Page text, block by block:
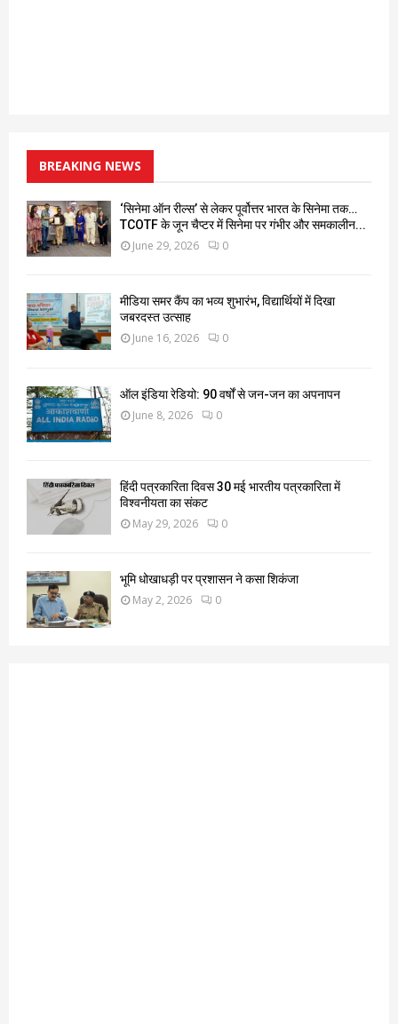
BREAKING NEWS
‘सिनेमा ऑन रील्स’ से लेकर पूर्वोत्तर भारत के सिनेमा तक…
TCOTF के जून चैप्टर में सिनेमा पर गंभीर और समकालीन...
June 29, 2026 0
मीडिया समर कैंप का भव्य शुभारंभ, विद्यार्थियों में दिखा
जबरदस्त उत्साह
June 16, 2026 0
ऑल इंडिया रेडियो: 90 वर्षों से जन-जन का अपनापन
June 8, 2026 0
हिंदी पत्रकारिता दिवस 30 मई भारतीय पत्रकारिता में
विश्वनीयता का संकट
May 29, 2026 0
भूमि धोखाधड़ी पर प्रशासन ने कसा शिकंजा
May 2, 2026 0